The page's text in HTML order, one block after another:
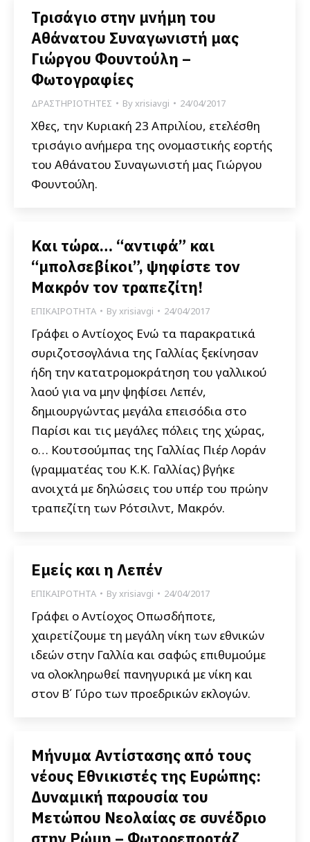
Τρισάγιο στην μνήμη του
Αθάνατου Συναγωνιστή μας
Γιώργου Φουντούλη –
Φωτογραφίες
ΔΡΑΣΤΗΡΙΟΤΗΤΕΣ Byxrisiavgi 24/04/2017
Χθες, την Κυριακή 23 Απριλίου, ετελέσθη
τρισάγιο ανήμερα της ονομαστικής εορτής
του Αθάνατου Συναγωνιστή μας Γιώργου
Φουντούλη.
Και τώρα… “αντιφά” και
“μπολσεβίκοι”, ψηφίστε τον
Μακρόν τον τραπεζίτη!
ΕΠΙΚΑΙΡΟΤΗΤΑ Byxrisiavgi 24/04/2017
Γράφει ο Αντίοχος Ενώ τα παρακρατικά
συριζοτσογλάνια της Γαλλίας ξεκίνησαν
ήδη την κατατρομοκράτηση του γαλλικού
λαού για να μην ψηφίσει Λεπέν,
δημιουργώντας μεγάλα επεισόδια στο
Παρίσι και τις μεγάλες πόλεις της χώρας,
ο… Κουτσούμπας της Γαλλίας Πιέρ Λοράν
(γραμματέας του Κ.Κ. Γαλλίας) βγήκε
ανοιχτά με δηλώσεις του υπέρ του πρώην
τραπεζίτη των Ρότσιλντ, Μακρόν.
Εμείς και η Λεπέν
ΕΠΙΚΑΙΡΟΤΗΤΑ Byxrisiavgi 24/04/2017
Γράφει ο Αντίοχος Οπωσδήποτε,
χαιρετίζουμε τη μεγάλη νίκη των εθνικών
ιδεών στην Γαλλία και σαφώς επιθυμούμε
να ολοκληρωθεί πανηγυρικά με νίκη και
στον Β΄ Γύρο των προεδρικών εκλογών.
Μήνυμα Αντίστασης από τους
νέους Εθνικιστές της Ευρώπης:
Δυναμική παρουσία του
Μετώπου Νεολαίας σε συνέδριο